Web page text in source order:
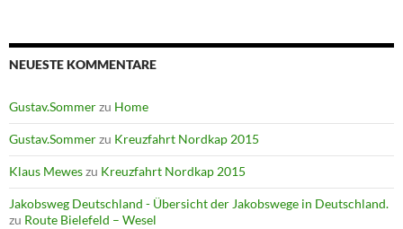
NEUESTE KOMMENTARE
Gustav.Sommerzu Home
Gustav.Sommerzu Kreuzfahrt Nordkap 2015
Klaus Meweszu Kreuzfahrt Nordkap 2015
Jakobsweg Deutschland - Übersicht der Jakobswege in Deutschland.
zu Route Bielefeld – Wesel